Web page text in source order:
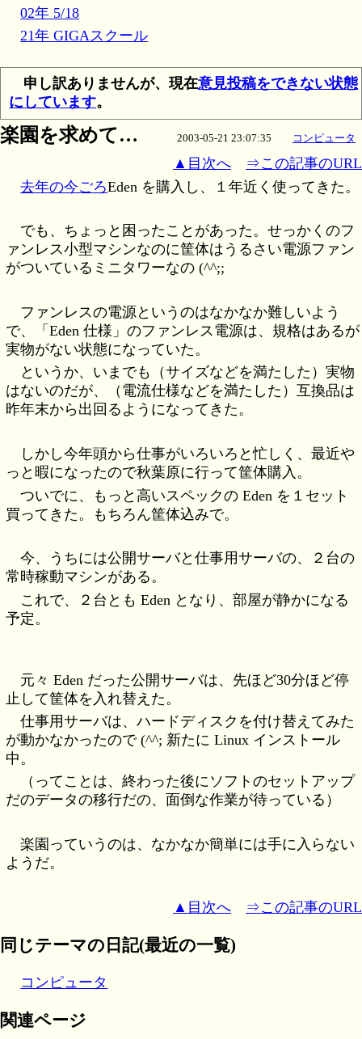
02年 5/18
21年 GIGAスクール
申し訳ありませんが、現在意見投稿をできない状態
にしています。
楽園を求めて… 2003-05-21 23:07:35 コンピュータ
▲目次へ
⇒この記事のURL
去年の今ごろEden を購入し、１年近く使ってきた。
でも、ちょっと困ったことがあった。せっかくのフ
ァンレス小型マシンなのに筐体はうるさい電源ファン
がついているミニタワーなの (^^;;
ファンレスの電源というのはなかなか難しいよう
で、「Eden 仕様」のファンレス電源は、規格はあるが
実物がない状態になっていた。
というか、いまでも（サイズなどを満たした）実物
はないのだが、（電流仕様などを満たした）互換品は
昨年末から出回るようになってきた。
しかし今年頭から仕事がいろいろと忙しく、最近や
っと暇になったので秋葉原に行って筐体購入。
ついでに、もっと高いスペックの Eden を１セット
買ってきた。もちろん筐体込みで。
今、うちには公開サーバと仕事用サーバの、２台の
常時稼動マシンがある。
これで、２台とも Eden となり、部屋が静かになる
予定。
元々 Eden だった公開サーバは、先ほど30分ほど停
止して筐体を入れ替えた。
仕事用サーバは、ハードディスクを付け替えてみた
が動かなかったので (^^; 新たに Linux インストール
中。
（ってことは、終わった後にソフトのセットアップ
だのデータの移行だの、面倒な作業が待っている）
楽園っていうのは、なかなか簡単には手に入らない
ようだ。
▲目次へ ⇒この記事のURL
同じテーマの日記(最近の一覧)
コンピュータ
関連ページ